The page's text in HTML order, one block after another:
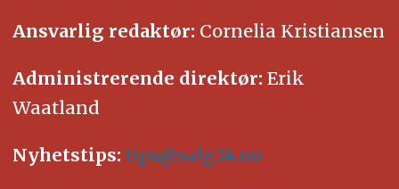
Ansvarlig redaktør: Cornelia Kristiansen
Administrerende direktør: Erik
Waatland
Nyhetstips: tips@salg24.no